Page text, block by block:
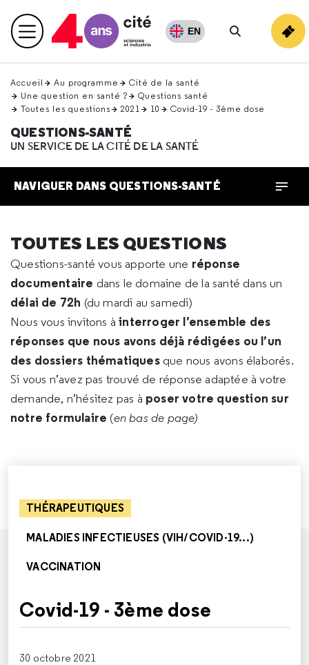
en
haut Menu principal EN
Rechercher
Accueil Au programme
Cité de la santé
Une question en santé ?
Questions santé
Toutes les questions
2021 10 Covid-19 - 3ème dose
QUESTIONS-SANTÉ
UN SERVICE DE LA CITÉ DE LA SANTÉ
NAVIGUER DANS QUESTIONS-SANTÉ
TOUTES LES QUESTIONS
Questions-santé vous apporte une réponse
documentaire dans le domaine de la santé dans un
délai de 72h (du mardi au samedi)
Nous vous invitons àinterroger l’ensemble des
réponses que nous avons déjà rédigées ou l’un
des dossiers thématiques que nous avons élaborés.
Si vous n’avez pas trouvé de réponse adaptée à votre
demande, n’hésitez pas à poser votre question sur
notre formulaire (en bas de page)
THÉRAPEUTIQUES
MALADIES INFECTIEUSES (VIH/COVID-19...)
VACCINATION
Covid-19 - 3ème dose
30 octobre 2021